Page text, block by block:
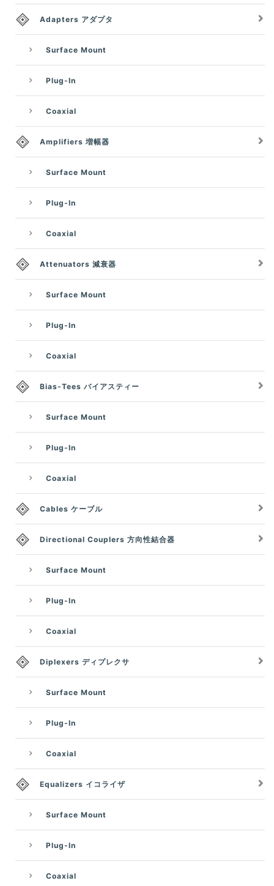
Adapters アダプタ
Surface Mount
Plug-In
Coaxial
Amplifiers 増幅器
Surface Mount
Plug-In
Coaxial
Attenuators 減衰器
Surface Mount
Plug-In
Coaxial
Bias-Tees バイアスティー
Surface Mount
Plug-In
Coaxial
Cables ケーブル
Directional Couplers 方向性結合器
Surface Mount
Plug-In
Coaxial
Diplexers ディプレクサ
Surface Mount
Plug-In
Coaxial
Equalizers イコライザ
Surface Mount
Plug-In
Coaxial